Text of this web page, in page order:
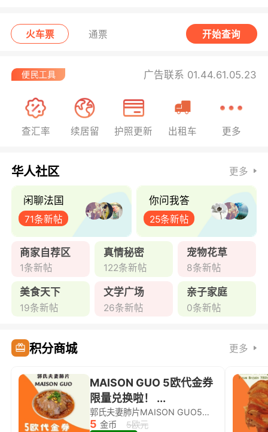
八月十五警惕恐袭！
火车票 通票 开始查询
广告联系 01.44.61.05.23
查汇率 续居留 护照更新 出租车 更多
华人社区 更多
闲聊法国
71条新帖
你问我答
25条新帖
商家自荐区
1条新帖
真情秘密
122条新帖
宠物花草
8条新帖
美食天下
19条新帖
文学广场
26条新帖
亲子家庭
0条新帖
积分商城 更多
MAISON GUO 5欧代金券
限量兑换啦！ ...
郭氏夫妻肺片MAISON GUO5欧代金券限量兑换啦！
5 金币
5欧元